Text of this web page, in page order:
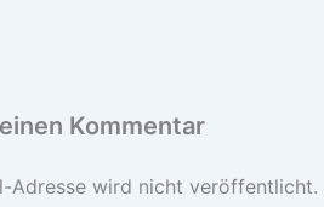
Kommentar
Adresse wird nicht veröffentlicht.